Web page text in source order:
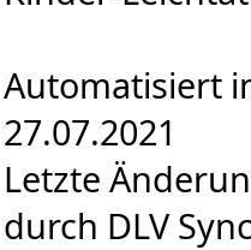
Automatisiert
27.07.2021
Letzte
durch DLV